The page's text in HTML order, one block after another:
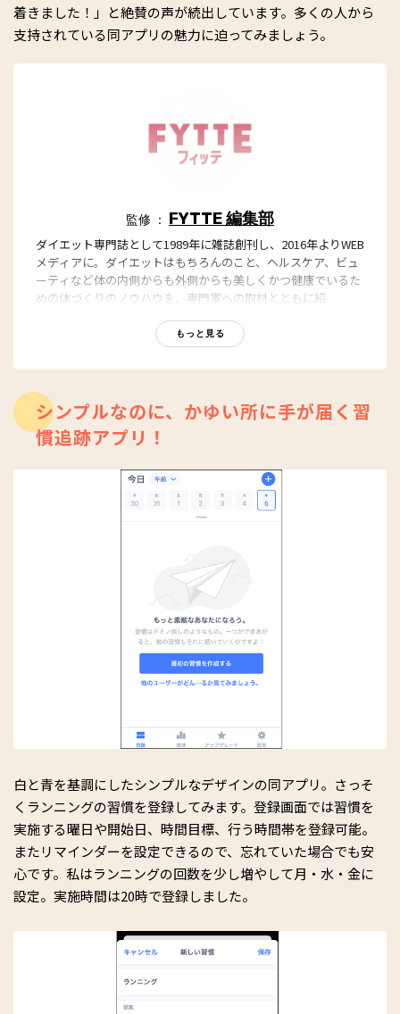
着きました！」と絶賛の声が続出しています。多くの人から
支持されている同アプリの魅力に迫ってみましょう。
監修 ： FYTTE 編集部
ダイエット専門誌として1989年に雑誌創刊し、2016年よりWEB
メディアに。ダイエットはもちろんのこと、ヘルスケア、ビュ
ーティなど体の内側からも外側からも美しくかつ健康でいるた
めの体づくりのノウハウを、専門家への取材とともに紹
もに、編集部員も自らさまざまなヘルシーネタを日々お試し
もっと見る
シンプルなのに、かゆい所に手が届く習
慣追跡アプリ！
白と青を基調にしたシンプルなデザインの同アプリ。さっそ
くランニングの習慣を登録してみます。登録画面では習慣を
実施する曜日や開始日、時間目標、行う時間帯を登録可能。
またリマインダーを設定できるので、忘れていた場合でも安
心です。私はランニングの回数を少し増やして月・水・金に
設定。実施時間は20時で登録しました。